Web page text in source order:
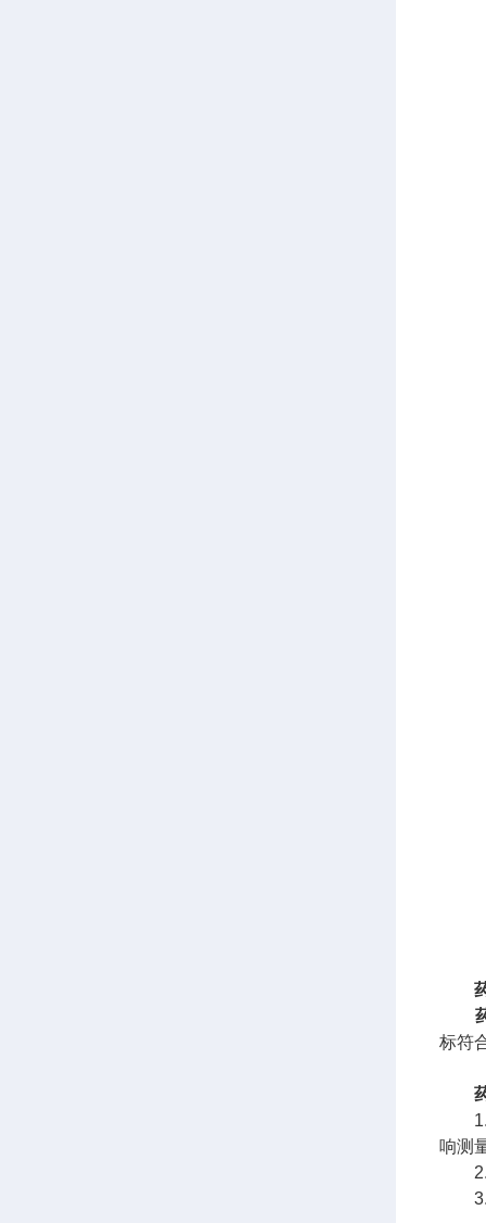
标符
1.
响测
2.
3.